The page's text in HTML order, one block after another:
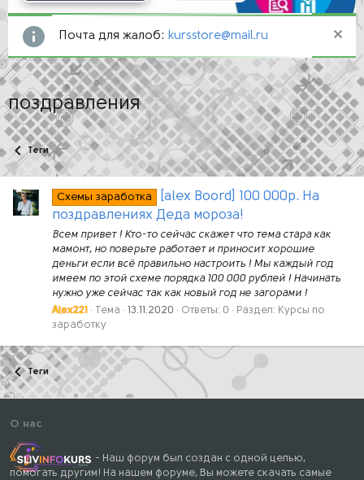
Почта для жалоб: kursstore@mail.ru
поздравления
Теги
Схемы заработка
[alex Boord] 100 000р. На
поздравлениях Деда мороза!
Всем привет ! Кто-то сейчас скажет что тема стара как
мамонт, но поверьте работает и приносит хорошие
деньги если всё правильно настроить ! Мы каждый год
имеем по этой схеме порядка 100 000 рублей ! Начинать
нужно уже сейчас так как новый год не загорами !
Alex221
Тема 13.11.2020 Ответы: 0 Раздел: Курсы по
заработку
Теги
О нас
- Наш форум был создан с одной целью,
помогать другим! На нашем форуме, Вы можете скачать самые